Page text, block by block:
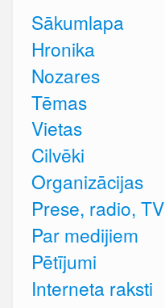
Sākumlapa
Hronika
Nozares
Tēmas
Vietas
Cilvēki
Organizācijas
Prese, radio, TV
Par medijiem
Pētījumi
Interneta raksti